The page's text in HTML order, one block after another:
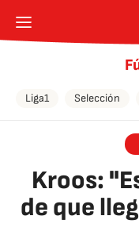
Liga1 Selección
Kroos:
de que